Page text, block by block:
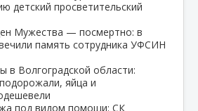
детский просветительский
Мужества — посмертно: в
память сотрудника УФСИН
в Волгоградской области:
яйца и
под видом помощи: СК